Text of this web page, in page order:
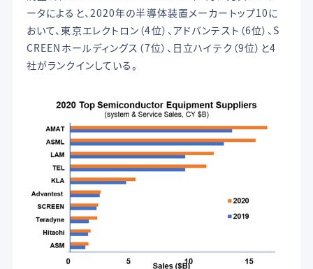
ータによると、2020年の半導体装置メーカートップ10に
おいて、東京エレクトロン（4位）、アドバンテスト（6位）、S
CREENホールディングス（7位）、日立ハイテク（9位）と4
社がランクインしている。